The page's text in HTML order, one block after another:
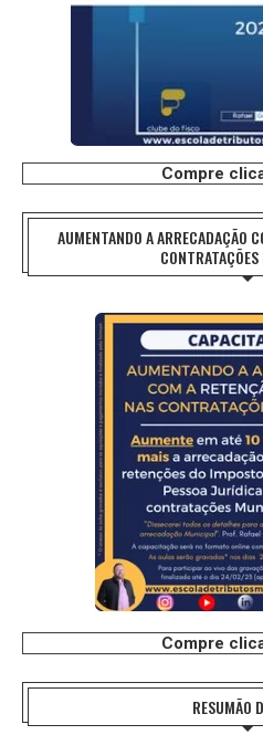
Compre
AUMENTANDO A ARRECADAÇÃO
Compre
RESUMÃO